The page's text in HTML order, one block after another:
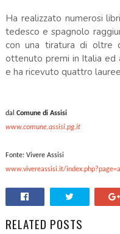
Ha realizzato numerosi
tedesco e spagnolo
con una tiratura di oltre
ottenuto premi in Italia ed
e ha ricevuto quattro
dal Comune di Assisi
www.comune.assisi.pg.it
Fonte: Vivere Assisi
www.vivereassisi.it/
RELATED POSTS